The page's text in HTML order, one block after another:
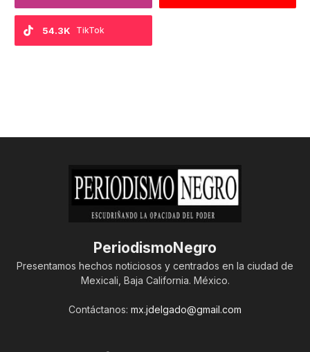
TikTok
54.3K
PeriodismoNegro
Presentamos hechos noticiosos y centrados en la ciudad de
Mexicali, Baja California. México.
Contáctanos: mx.jdelgado@gmail.com